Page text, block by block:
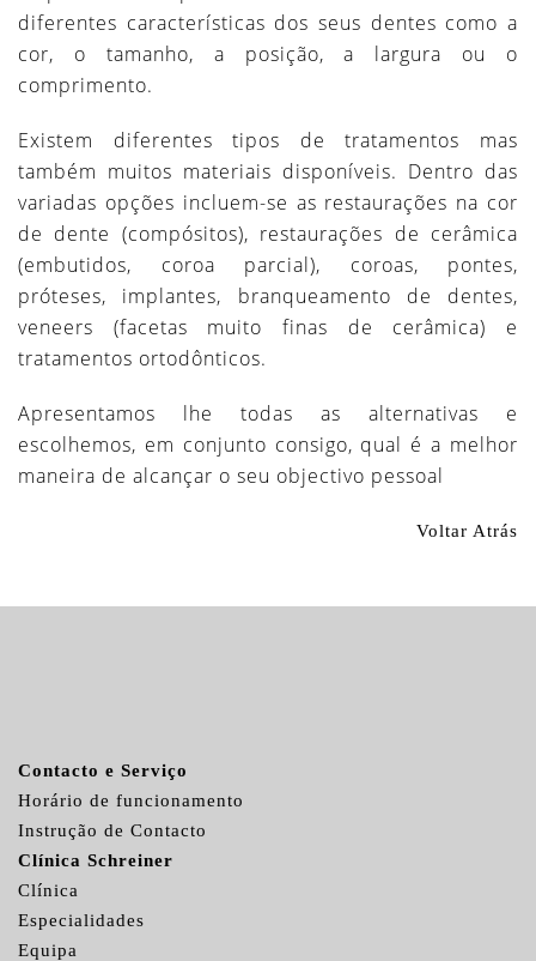
diferentes características dos seus dentes como a
cor, o tamanho, a posição, a largura ou o
comprimento.
Existem diferentes tipos de tratamentos mas
também muitos materiais disponíveis. Dentro das
variadas opções incluem-se as restaurações na cor
de dente (compósitos), restaurações de cerâmica
(embutidos, coroa parcial), coroas, pontes,
próteses, implantes, branqueamento de dentes,
veneers (facetas muito finas de cerâmica) e
tratamentos ortodônticos.
Apresentamos lhe todas as alternativas e
escolhemos, em conjunto consigo, qual é a melhor
maneira de alcançar o seu objectivo pessoal
Voltar Atrás
Contacto e Serviço
Horário de funcionamento
Instrução de Contacto
Clínica Schreiner
Clínica
Especialidades
Equipa